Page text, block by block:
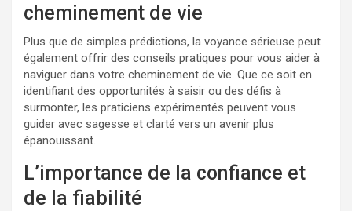
cheminement de vie
Plus que de simples prédictions, la voyance sérieuse peut
également offrir des conseils pratiques pour vous aider à
naviguer dans votre cheminement de vie. Que ce soit en
identifiant des opportunités à saisir ou des défis à
surmonter, les praticiens expérimentés peuvent vous
guider avec sagesse et clarté vers un avenir plus
épanouissant.
L’importance de la confiance et
de la fiabilité